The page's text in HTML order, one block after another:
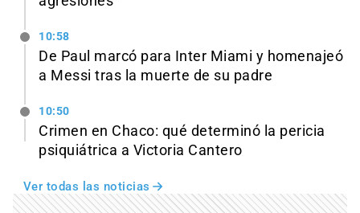
10:58
De Paul marcó para Inter Miami y homenajeó
a Messi tras la muerte de su padre
10:50
Crimen en Chaco: qué determinó la pericia
psiquiátrica a Victoria Cantero
Ver todas las noticias